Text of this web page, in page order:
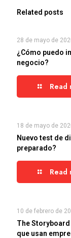
Related posts
28 de mayo de
¿Cómo puedo
negocio?
Read
18 de mayo de
Nuevo test de
preparado?
Read
10 de febrero de
The
que usan